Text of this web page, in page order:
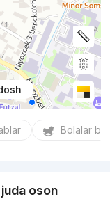
Bolalar
oson